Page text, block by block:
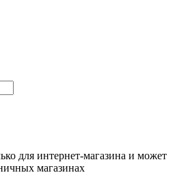
для интернет-магазина и может
магазинах